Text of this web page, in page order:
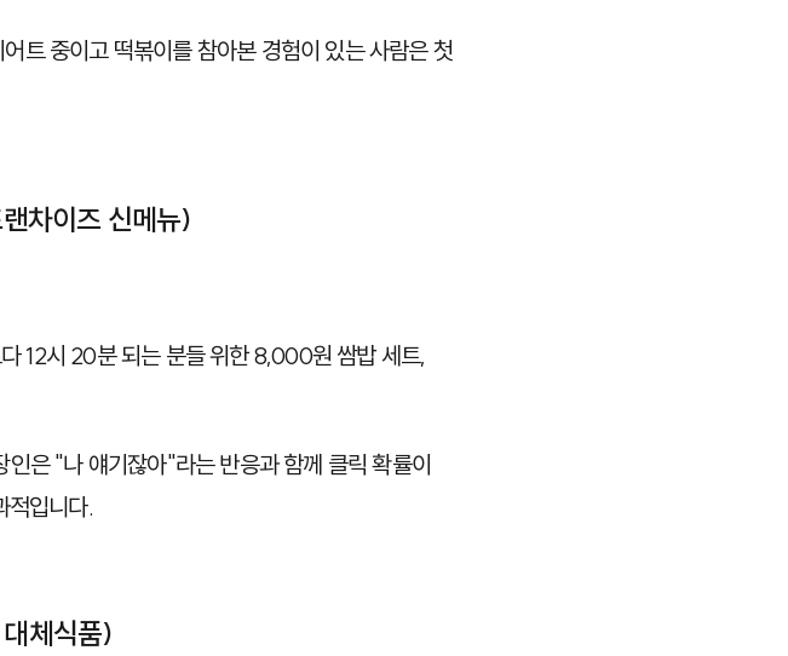
트 중이고 떡볶이를 참아본 경험이 있는 사람은 첫
차이즈 신메뉴)
12시 20분 되는 분들 위한 8,000원 쌈밥 세트,
은 "나 얘기잖아"라는 반응과 함께 클릭 확률이
적입니다.
체식품)